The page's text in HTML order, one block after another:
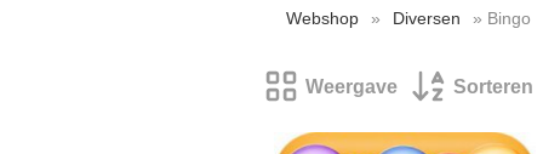
Webshop » Diversen » Bingo
Weergave Sorteren